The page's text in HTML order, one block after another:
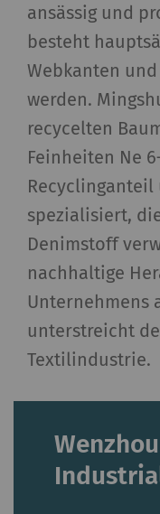
ansässig und
besteht
Webkanten
werden.
recycelten
Feinheiten Ne
Recyclinganteil
spezialisiert,
Denimstoff
nachhaltige
Unternehmens
unterstreicht
Textilindustrie.
von
Sie